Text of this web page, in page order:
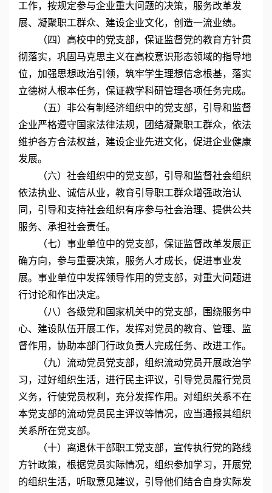
工作，按规定参与企业重大问题的决策，服务改革发
展、凝聚职工群众、建设企业文化，创造一流业绩。
（四）高校中的党支部，保证监督党的教育方针贯
彻落实，巩固马克思主义在高校意识形态领域的指导地
位，加强思想政治引领，筑牢学生理想信念根基，落实
立德树人根本任务，保证教学科研管理各项任务完成。
（五）非公有制经济组织中的党支部，引导和监督
企业严格遵守国家法律法规，团结凝聚职工群众，依法
维护各方合法权益，建设企业先进文化，促进企业健康
发展。
（六）社会组织中的党支部，引导和监督社会组织
依法执业、诚信从业，教育引导职工群众增强政治认
同，引导和支持社会组织有序参与社会治理、提供公共
服务、承担社会责任。
（七）事业单位中的党支部，保证监督改革发展正
确方向，参与重要决策，服务人才成长，促进事业发
展。事业单位中发挥领导作用的党支部，对重大问题进
行讨论和作出决定。
（八）各级党和国家机关中的党支部，围绕服务中
心、建设队伍开展工作，发挥对党员的教育、管理、监
督作用，协助本部门行政负责人完成任务、改进工作。
（九）流动党员党支部，组织流动党员开展政治学
习，过好组织生活，进行民主评议，引导党员履行党员
义务，行使党员权利，充分发挥作用。对组织关系不在
本党支部的流动党员民主评议等情况，应当通报其组织
关系所在党支部。
（十）离退休干部职工党支部，宣传执行党的路线
方针政策，根据党员实际情况，组织参加学习，开展党
的组织生活，听取意见建议，引导他们结合自身实际发